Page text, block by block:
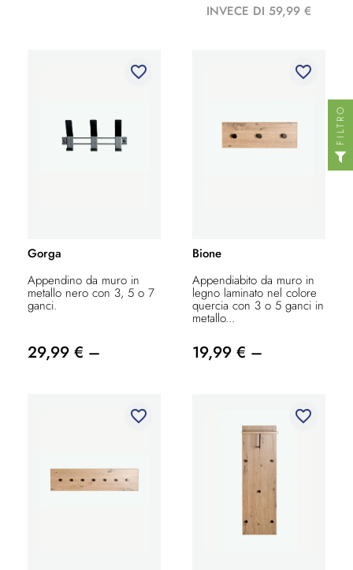
INVECE DI 59,99 €
favorite_border
Gorga
Appendino da muro in
metallo nero con 3, 5 o 7
ganci.
29,99 € –
favorite_border
Bione
Appendiabito da muro in
legno laminato nel colore
quercia con 3 o 5 ganci in
metallo...
19,99 € –
favorite_border favorite_border
FILTRO